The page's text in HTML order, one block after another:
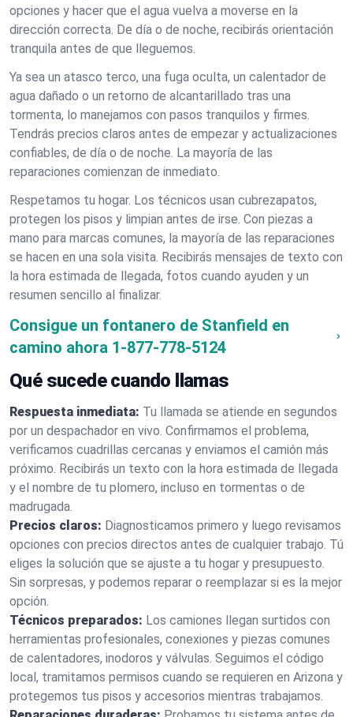
opciones y hacer que el agua vuelva a moverse en la
dirección correcta. De día o de noche, recibirás orientación
tranquila antes de que lleguemos.
Ya sea un atasco terco, una fuga oculta, un calentador de
agua dañado o un retorno de alcantarillado tras una
tormenta, lo manejamos con pasos tranquilos y firmes.
Tendrás precios claros antes de empezar y actualizaciones
confiables, de día o de noche. La mayoría de las
reparaciones comienzan de inmediato.
Respetamos tu hogar. Los técnicos usan cubrezapatos,
protegen los pisos y limpian antes de irse. Con piezas a
mano para marcas comunes, la mayoría de las reparaciones
se hacen en una sola visita. Recibirás mensajes de texto con
la hora estimada de llegada, fotos cuando ayuden y un
resumen sencillo al finalizar.
Consigue un fontanero de Stanfield en
camino ahora 1-877-778-5124
Qué sucede cuando llamas
Respuesta inmediata: Tu llamada se atiende en segundos
por un despachador en vivo. Confirmamos el problema,
verificamos cuadrillas cercanas y enviamos el camión más
próximo. Recibirás un texto con la hora estimada de llegada
y el nombre de tu plomero, incluso en tormentas o de
madrugada.
Precios claros: Diagnosticamos primero y luego revisamos
opciones con precios directos antes de cualquier trabajo. Tú
eliges la solución que se ajuste a tu hogar y presupuesto.
Sin sorpresas, y podemos reparar o reemplazar si es la mejor
opción.
Técnicos preparados: Los camiones llegan surtidos con
herramientas profesionales, conexiones y piezas comunes
de calentadores, inodoros y válvulas. Seguimos el código
local, tramitamos permisos cuando se requieren en Arizona y
protegemos tus pisos y accesorios mientras trabajamos.